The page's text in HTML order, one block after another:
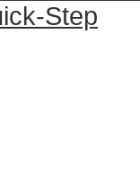
Step